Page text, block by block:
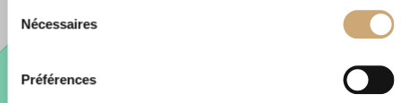
consentement
Nécessaires
Préférences